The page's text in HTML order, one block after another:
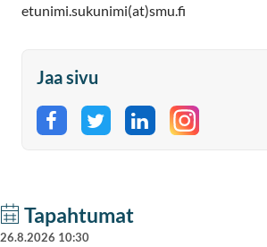
etunimi.sukunimi(at)smu.fi
Jaa sivu
Jaa Facebookissa
Jaa Twitterissä
Jaa LinkedInissä
Tapahtumat
26.8.2026 10:30